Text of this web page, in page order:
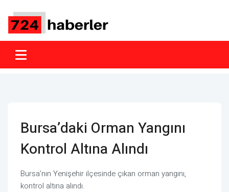
Bursa’daki Orman Yangını
Kontrol Altına Alındı
Bursa’nın Yenişehir ilçesinde çıkan orman yangını,
kontrol altına alındı.